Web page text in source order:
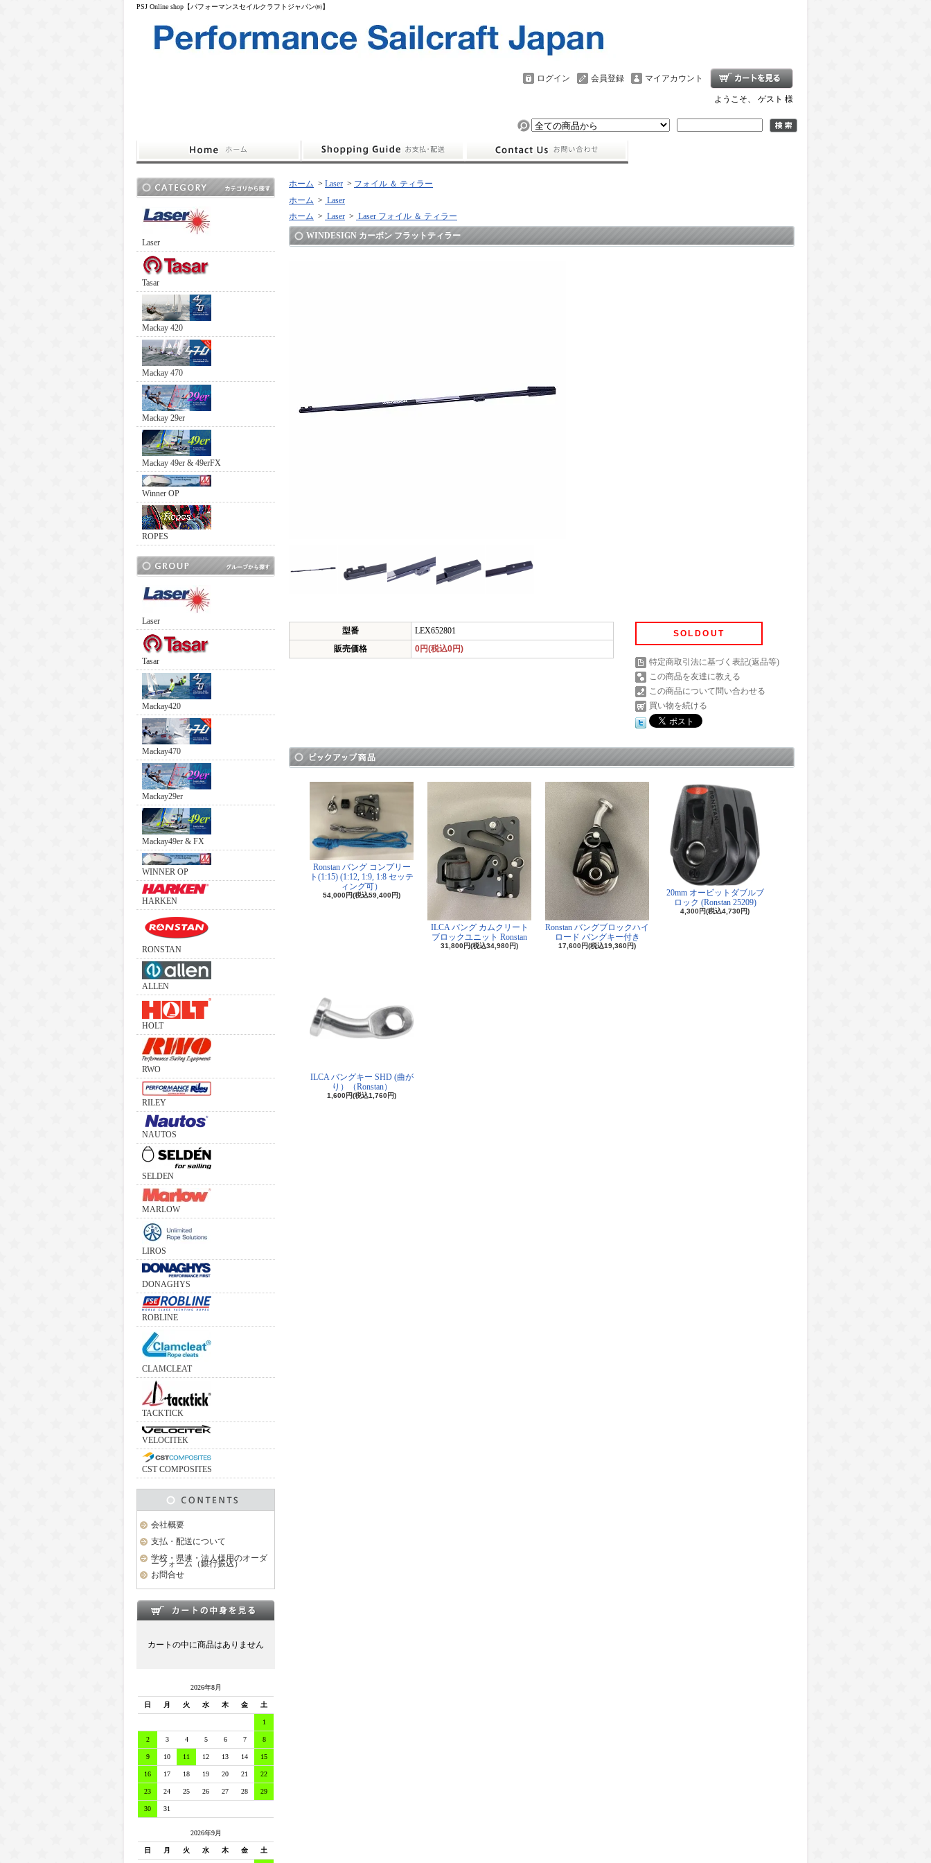
PSJ Online shop【パフォーマンスセイルクラフトジャパン㈱】
マイアカウント
会員登録
ログイン
ようこそ、 ゲスト 様
Laser
Tasar
Mackay 420
Mackay 470
Mackay 29er
Mackay 49er & 49erFX
Winner OP
ROPES
Laser
Tasar
Mackay420
Mackay470
Mackay29er
Mackay49er & FX
WINNER OP
HARKEN
RONSTAN
ALLEN
HOLT
RWO
RILEY
NAUTOS
SELDEN
MARLOW
LIROS
DONAGHYS
ROBLINE
CLAMCLEAT
TACKTICK
VELOCITEK
CST COMPOSITES
会社概要
支払・配送について
学校・県連・法人様用のオーダ
ーフォーム（銀行振込）
お問合せ
カートの中に商品はありません
2026年8月
日 月 火 水 木 金 土
1
2 3 4 5 6 7 8
9 10 11 12 13 14 15
16 17 18 19 20 21 22
23 24 25 26 27 28 29
30 31
2026年9月
日 月 火 水 木 金 土
ホーム > Laser > フォイル ＆ ティラー
ホーム > Laser
ホーム > Laser > Laser フォイル ＆ ティラー
WINDESIGN カーボン フラットティラー
型番
LEX652801
販売価格
0円(税込0円)
SOLDOUT
特定商取引法に基づく表記(返品等)
この商品を友達に教える
この商品について問い合わせる
買い物を続ける
Ronstan バング コンプリー
ト(1:15) (1:12, 1:9, 1:8 セッテ
ィング可）
54,000円(税込59,400円)
ILCA バング カムクリート
ブロックユニット Ronstan
31,800円(税込34,980円)
Ronstan バングブロックハイ
ロード バングキー付き
17,600円(税込19,360円)
20mm オービットダブルブ
ロック (Ronstan 25209)
4,300円(税込4,730円)
ILCA バングキー SHD (曲が
り）（Ronstan）
1,600円(税込1,760円)